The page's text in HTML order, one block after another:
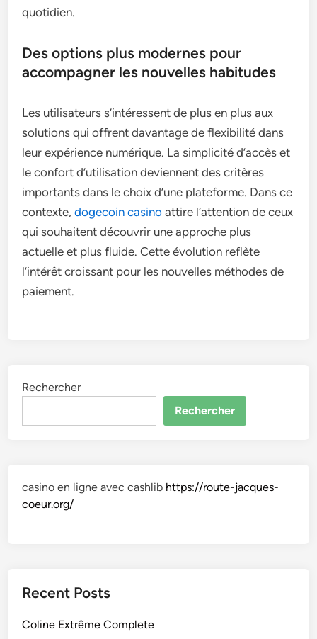
quotidien.
Des options plus modernes pour
accompagner les nouvelles habitudes
Les utilisateurs s’intéressent de plus en plus aux
solutions qui offrent davantage de flexibilité dans
leur expérience numérique. La simplicité d’accès et
le confort d’utilisation deviennent des critères
importants dans le choix d’une plateforme. Dans ce
contexte,dogecoin casino attire l’attention de ceux
qui souhaitent découvrir une approche plus
actuelle et plus fluide. Cette évolution reflète
l’intérêt croissant pour les nouvelles méthodes de
paiement.
Rechercher
Rechercher
casino en ligne avec cashlib https://route-jacques-
coeur.org/
Recent Posts
Coline Extrême Complete